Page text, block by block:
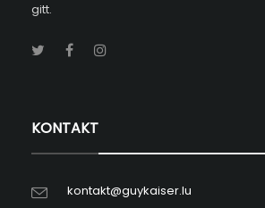
gitt.
KONTAKT
kontakt@guykaiser.lu